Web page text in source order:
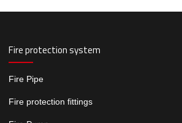
Fire protection system
Fire Pipe
Fire protection fittings